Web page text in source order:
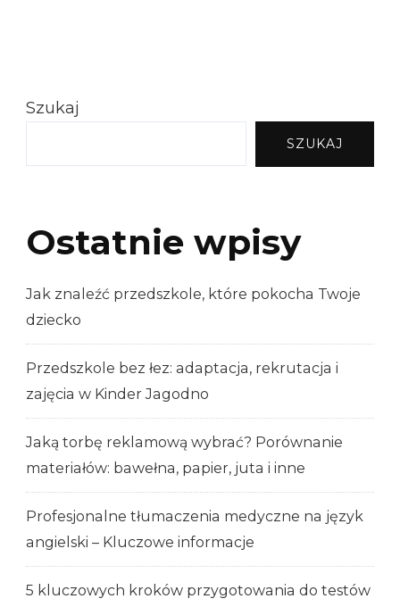
Szukaj
SZUKAJ
Ostatnie wpisy
Jak znaleźć przedszkole, które pokocha Twoje
dziecko
Przedszkole bez łez: adaptacja, rekrutacja i
zajęcia w Kinder Jagodno
Jaką torbę reklamową wybrać? Porównanie
materiałów: bawełna, papier, juta i inne
Profesjonalne tłumaczenia medyczne na język
angielski – Kluczowe informacje
5 kluczowych kroków przygotowania do testów